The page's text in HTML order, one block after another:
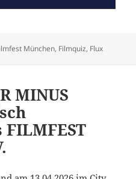
München, Filmquiz, Flux
MINUS